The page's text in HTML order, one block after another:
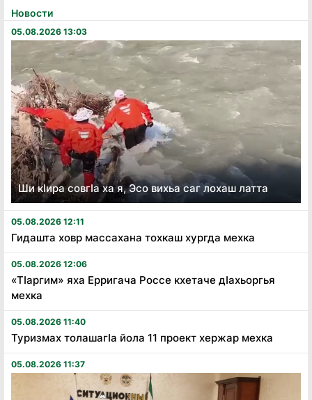
Новости
05.08.2026 13:03
Ши кӏира совгӏа ха я, Эсо вихьа саг лохаш латта
05.08.2026 12:11
Гидашта ховр массахана тохкаш хургда мехка
05.08.2026 12:06
«Тӏаргим» яха Ерригача Россе кхетаче дӏахьоргья
мехка
05.08.2026 11:40
Туризмах толашагӏа йола 11 проект хержар мехка
05.08.2026 11:37